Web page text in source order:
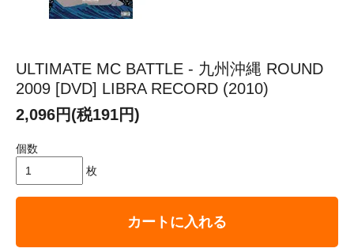
ULTIMATE MC BATTLE - 九州沖縄 ROUND
2009 [DVD] LIBRA RECORD (2010)
2,096円(税191円)
個数
枚
カートに入れる